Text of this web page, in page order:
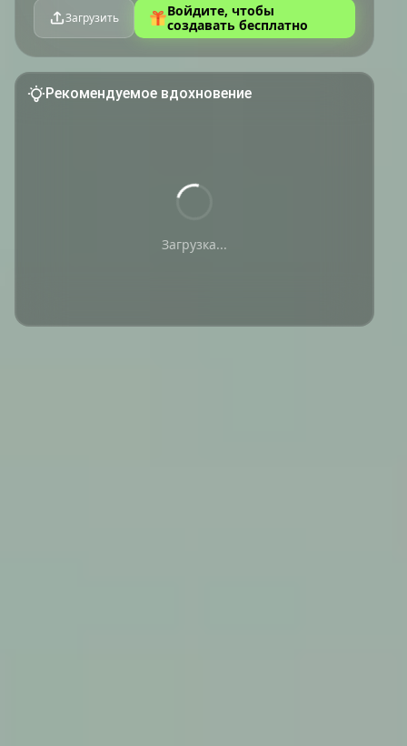
Загрузить
Войдите, чтобы
создавать бесплатно
Рекомендуемое вдохновение
Загрузка...